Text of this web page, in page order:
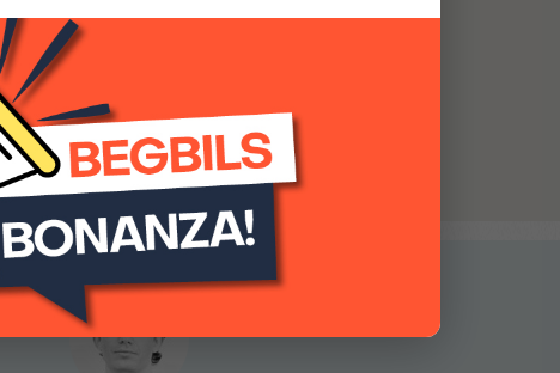
Fartbegränsare
Färddator
(inkl.moms)
6540